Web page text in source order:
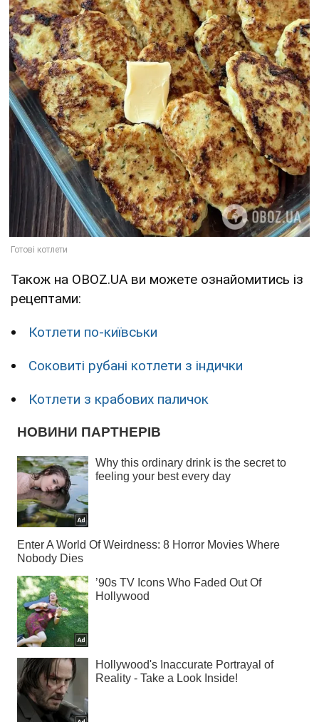
Також на OBOZ.UA ви можете ознайомитись із
рецептами:
Котлети по-київськи
Соковиті рубані котлети з індички
Котлети з крабових паличок